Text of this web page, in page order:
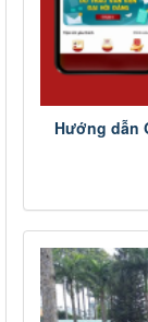
Hướng dẫn